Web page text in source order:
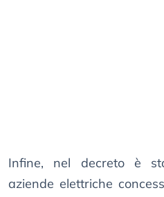
Infine, nel decreto è
aziende elettriche